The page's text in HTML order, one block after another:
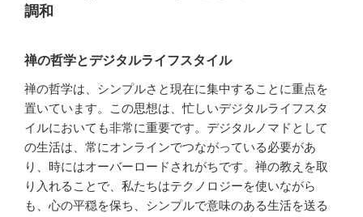
調和
禅の哲学とデジタルライフスタイル
禅の哲学は、シンプルさと現在に集中することに重点を
置いています。この思想は、忙しいデジタルライフスタ
イルにおいても非常に重要です。デジタルノマドとして
の生活は、常にオンラインでつながっている必要があ
り、時にはオーバーロードされがちです。禅の教えを取
り入れることで、私たちはテクノロジーを使いながら
も、心の平穏を保ち、シンプルで意味のある生活を送る